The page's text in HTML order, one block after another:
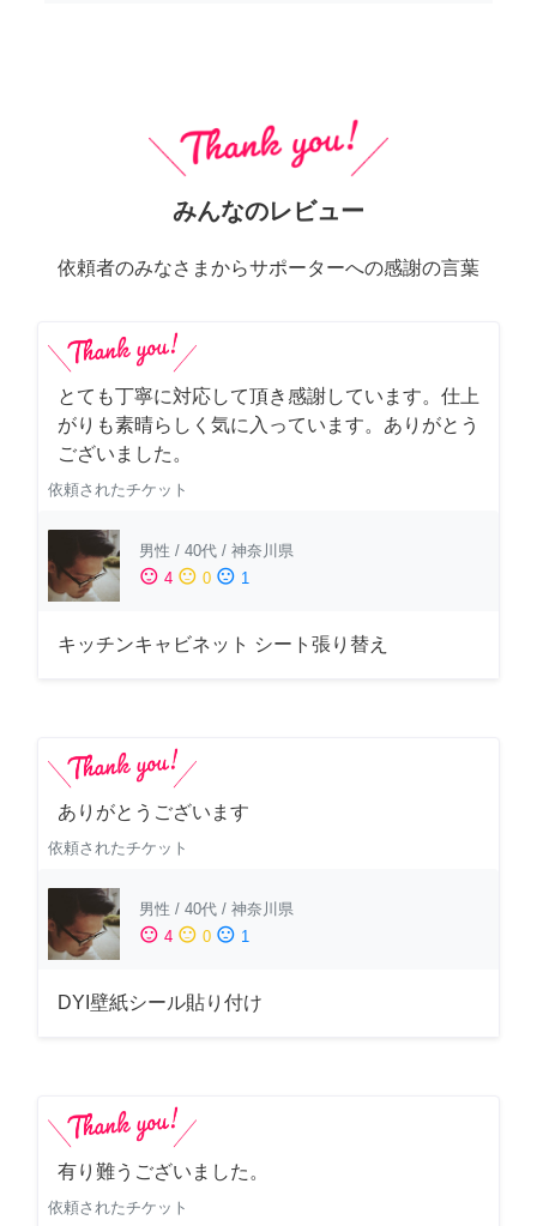
みんなのレビュー
依頼者のみなさまからサポーターへの感謝の言葉
とても丁寧に対応して頂き感謝しています。仕上
がりも素晴らしく気に入っています。ありがとう
ございました。
依頼されたチケット
男性 / 40代 / 神奈川県
sentiment_satisfied 4 sentiment_neutral 0 sentiment_dissatisfied 1
キッチンキャビネット シート張り替え
ありがとうございます
依頼されたチケット
男性 / 40代 / 神奈川県
sentiment_satisfied 4 sentiment_neutral 0 sentiment_dissatisfied 1
DYI壁紙シール貼り付け
有り難うございました。
依頼されたチケット